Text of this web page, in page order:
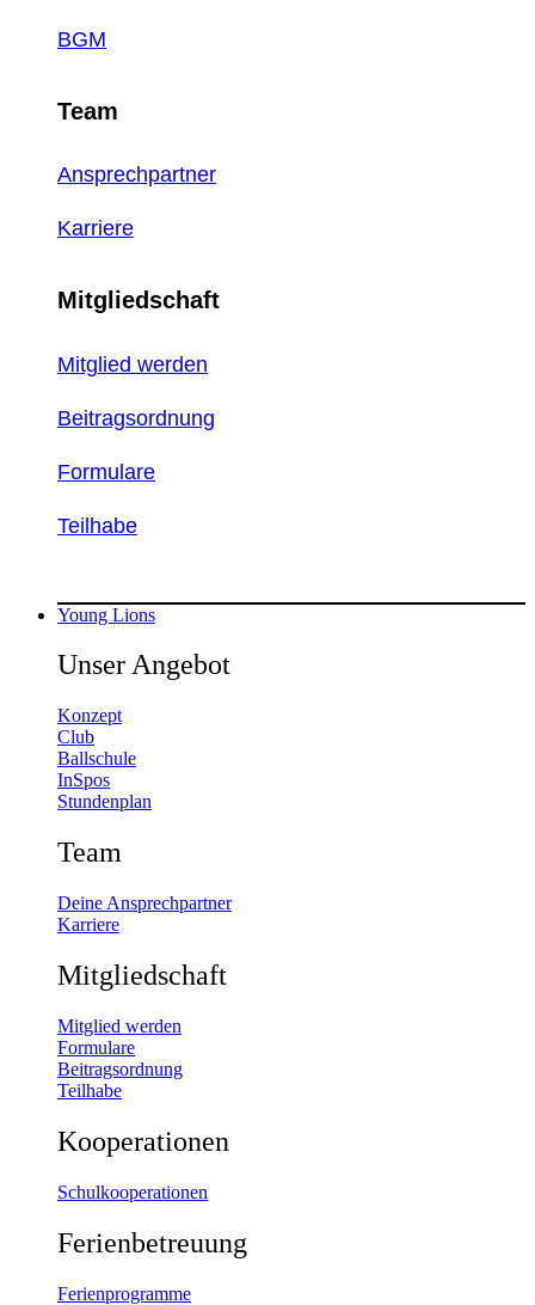
BGM
Team
Ansprechpartner
Karriere
Mitgliedschaft
Mitglied werden
Beitragsordnung
Formulare
Teilhabe
Young Lions
Unser Angebot
Konzept
Club
Ballschule
InSpos
Stundenplan
Team
Deine Ansprechpartner
Karriere
Mitgliedschaft
Mitglied werden
Formulare
Beitragsordnung
Teilhabe
Kooperationen
Schulkooperationen
Ferienbetreuung
Ferienprogramme